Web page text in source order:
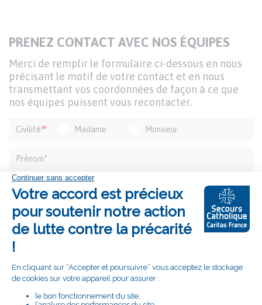
TITRE
FORMULAIRE
PRENEZ CONTACT AVEC NOS ÉQUIPES
Texte
d'introduction
Merci de remplir le formulaire ci-dessous en nous
précisant le motif de votre contact et en nous
transmettant vos coordonnées de façon à ce que
nos équipes puissent vous recontacter.
Formulaire
Civilité Madame Monsieur